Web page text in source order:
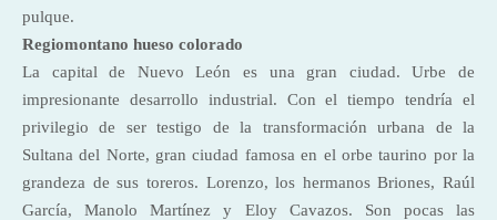
pulque.
Regiomontano hueso colorado
La capital de Nuevo León es una gran ciudad. Urbe de
impresionante desarrollo industrial. Con el tiempo tendría el
privilegio de ser testigo de la transformación urbana de la
Sultana del Norte, gran ciudad famosa en el orbe taurino por la
grandeza de sus toreros. Lorenzo, los hermanos Briones, Raúl
García, Manolo Martínez y Eloy Cavazos. Son pocas las